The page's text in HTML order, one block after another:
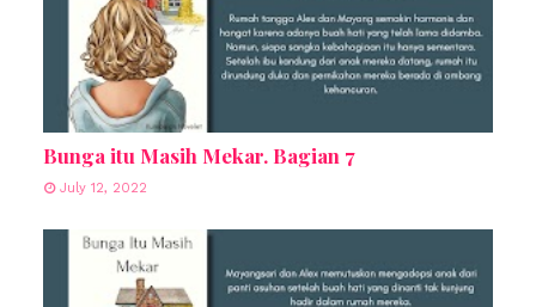
Bunga itu Masih Mekar. Bagian 7
July 12, 2022